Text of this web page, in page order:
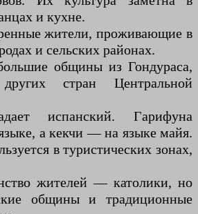
и кухне.
жители, проживающие в
и сельских районах.
общины из Гондураса,
стран Центральной
испанский. Гарифуна
а кекчи — на языке майя.
в туристических зонах,
жителей — католики, но
общины и традиционные